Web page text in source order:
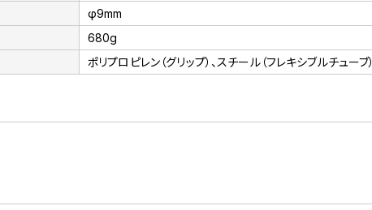
φ9mm
680g
ポリプロピレン（グリップ）、スチール（フレキシブルチューブ）